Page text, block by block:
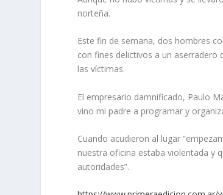
norteña.
Este fin de semana, dos hombres
con fines delictivos a un aserradero
las víctimas.
El empresario damnificado, Paulo
vino mi padre a programar y
Cuando acudieron al lugar
nuestra oficina estaba violentada y
autoridades”.